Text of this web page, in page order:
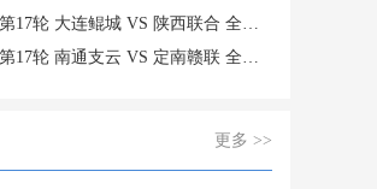
轮 大连鲲城 VS 陕西联合 全场录像
轮 南通支云 VS 定南赣联 全场录像
更多 >>